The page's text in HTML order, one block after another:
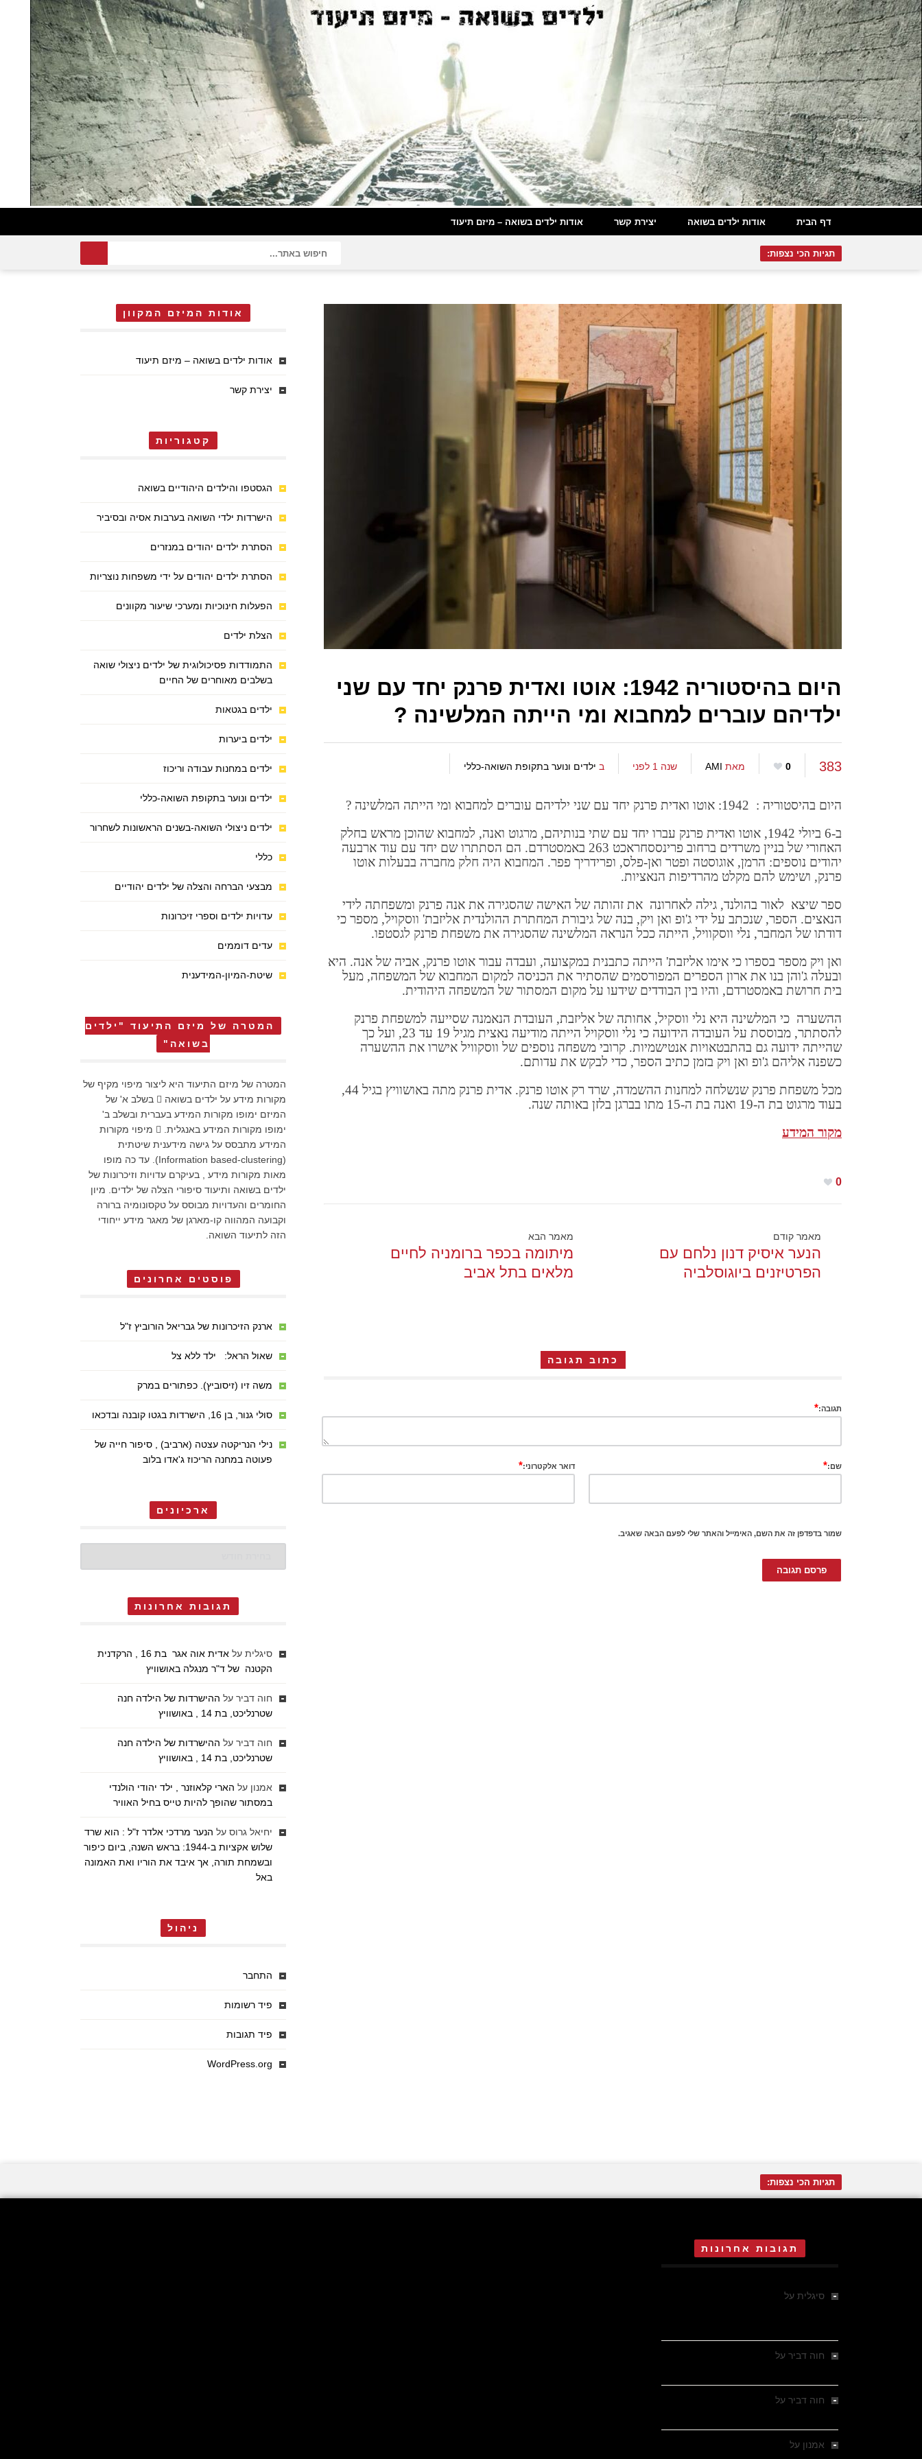
דף הבית אודות ילדים בשואה יצירת קשר אודות ילדים בשואה – מיזם תיעוד
תגיות הכי נצפות:
היום בהיסטוריה 1942: אוטו ואדית פרנק יחד עם שני
ילדיהם עוברים למחבוא ומי הייתה המלשינה ?
383
0 מאת AMI שנה 1 לפני ב ילדים ונוער בתקופת השואה-כללי
היום בהיסטוריה : 1942: אוטו ואדית פרנק יחד עם שני ילדיהם עוברים למחבוא ומי הייתה המלשינה ?
ב-6 ביולי 1942, אוטו ואדית פרנק עברו יחד עם שתי בנותיהם, מרגוט ואנה, למחבוא שהוכן מראש בחלק
האחורי של בניין משרדים ברחוב פרינססחראכט 263 באמסטרדם. הם הסתתרו שם יחד עם עוד ארבעה
יהודים נוספים: הרמן, אוגוסטה ופטר ואן-פלס, ופרידריך פפר. המחבוא היה חלק מחברה בבעלות אוטו
פרנק, ושימש להם מקלט מהרדיפות הנאציות.
ספר שיצא לאור בהולנד, גילה לאחרונה את זהותה של האישה שהסגירה את אנה פרנק ומשפחתה לידי
הנאצים. הספר, שנכתב על ידי ג'ופ ואן ויק, בנה של גיבורת המחתרת ההולנדית אליזבת' ווסקויל, מספר כי
דודתו של המחבר, נלי ווסקוויל, הייתה ככל הנראה המלשינה שהסגירה את משפחת פרנק לגסטפו.
ואן ויק מספר בספרו כי אימו אליזבת' הייתה כתבנית במקצועה, ועבדה עבור אוטו פרנק, אביה של אנה. היא
ובעלה ג'והן בנו את ארון הספרים המפורסמים שהסתיר את הכניסה למקום המחבוא של המשפחה, מעל
בית חרושת באמסטרדם, והיו בין הבודדים שידעו על מקום המסתור של המשפחה היהודית.
ההשערה כי המלשינה היא נלי ווסקיל, אחותה של אליזבת, העובדת הנאמנה שסייעה למשפחת פרנק
להסתתר, מבוססת על העובדה הידועה כי נלי ווסקויל הייתה מודיעה נאצית מגיל 19 עד 23, ועל כך
שהייתה ידועה גם בהתבטאויות אנטישמיות. קרובי משפחה נוספים של ווסקוויל אישרו את ההשערה
כשפנה אליהם ג'ופ ואן ויק בזמן כתיב הספר, כדי לבקש את עדותם.
מכל משפחת פרנק שנשלחה למחנות ההשמדה, שרד רק אוטו פרנק. אדית פרנק מתה באושוויץ בגיל 44,
בעוד מרגוט בת ה-19 ואנה בת ה-15 מתו בברגן בלזן באותה שנה.
מקור המידע
0
מאמר קודם
הנער איסיק דנון נלחם עם
הפרטיזנים ביוגוסלביה
מאמר הבא
מיתומה בכפר ברומניה לחיים
מלאים בתל אביב
כתוב תגובה
תגובה:*
שם:* דואר אלקטרוני:*
שמור בדפדפן זה את השם, האימייל והאתר שלי לפעם הבאה שאגיב.
אודות המיזם המקוון
אודות ילדים בשואה – מיזם תיעוד
יצירת קשר
קטגוריות
הגסטפו והילדים היהודיים בשואה
הישרדות ילדי השואה בערבות אסיה ובסיביר
הסתרת ילדים יהודים במנזרים
הסתרת ילדים יהודים על ידי משפחות נוצריות
הפעלות חינוכיות ומערכי שיעור מקוונים
הצלת ילדים
התמודדות פסיכולוגית של ילדים ניצולי שואה
בשלבים מאוחרים של החיים
ילדים בגטאות
ילדים ביערות
ילדים במחנות עבודה וריכוז
ילדים ונוער בתקופת השואה-כללי
ילדים ניצולי השואה-בשנים הראשונות לשחרור
כללי
מבצעי הברחה והצלה של ילדים יהודיים
עדויות ילדים וספרי זיכרונות
עדים דוממים
שיטת-המיון-המידענית
המטרה של מיזם התיעוד "ילדים
בשואה"
המטרה של מיזם התיעוד היא ליצור מיפוי מקיף של
מקורות מידע על ילדים בשואה  בשלב א' של
המיזם ימופו מקורות המידע בעברית ובשלב ב'
ימופו מקורות המידע באנגלית.  מיפוי מקורות
המידע מתבסס על גישה מידענית שיטתית
(Information based-clustering). עד כה מופו
מאות מקורות מידע , בעיקרם עדויות וזיכרונות של
ילדים בשואה ותיעוד סיפורי הצלה של ילדים. מיון
החומרים והעדויות מבוסס על טקסונומיה ברורה
וקבועה המהווה קו-מארגן של מאגר מידע ייחודי
הזה לתיעוד השואה.
פוסטים אחרונים
ארנק הזיכרונות של גבריאל הורוביץ ז"ל
שאול הראל: ילד ללא צל
משה זיו (זיסוביץ). כפתורים במרק
סולי גנור, בן 16, הישרדות בגטו קובנה ובדכאו
נילי הנריקטה עצטה (ארביב) , סיפור חייה של
פעוטה במחנה הריכוז ג'אדו בלוב
ארכיונים
תגובות אחרונות
סיגלית על
אדית אוה אגר בת 16 , הרקדנית
הקטנה של ד"ר מנגלה באושוויץ
חוה דביר על ההישרדות של הילדה חנה
שטרנליכט, בת 14 , באושוויץ
חוה דביר על ההישרדות של הילדה חנה
שטרנליכט, בת 14 , באושוויץ
אמנון על הארי קלאוזנר , ילד יהודי הולנדי
במסתור שהופך להיות טייס בחיל האוויר
יחיאל גרוס על הנער מרדכי אלדר ז"ל : הוא שרד
שלוש אקציות ב-1944: בראש השנה, ביום כיפור
ובשמחת תורה, אך איבד את הוריו ואת האמונה
באל
ניהול
התחבר
פיד רשומות
פיד תגובות
WordPress.org
תגיות הכי נצפות:
תגובות אחרונות
סיגלית על
חוה דביר על
חוה דביר על
אמנון על